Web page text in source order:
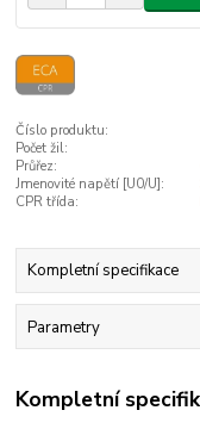
Číslo produktu:
Počet žil:
Průřez:
Jmenovité napětí [U0/U]:
CPR třída:
Kompletní specifikace
Parametry
Kompletní